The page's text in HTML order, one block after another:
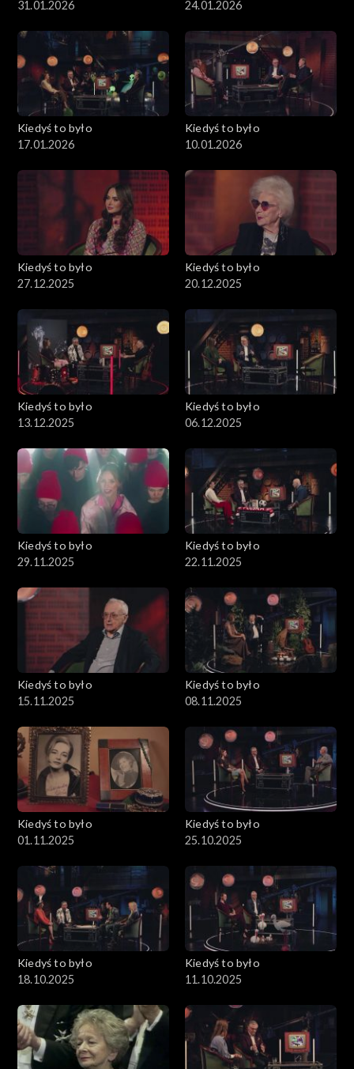
31.01.2026 24.01.2026
Kiedyś to było
17.01.2026
Kiedyś to było
10.01.2026
Kiedyś to było
27.12.2025
Kiedyś to było
20.12.2025
Kiedyś to było
13.12.2025
Kiedyś to było
06.12.2025
Kiedyś to było
29.11.2025
Kiedyś to było
22.11.2025
Kiedyś to było
15.11.2025
Kiedyś to było
08.11.2025
Kiedyś to było
01.11.2025
Kiedyś to było
25.10.2025
Kiedyś to było
18.10.2025
Kiedyś to było
11.10.2025